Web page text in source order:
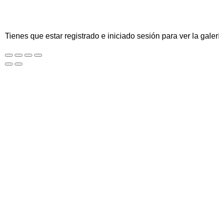
Tienes que estar registrado e iniciado sesión para ver la